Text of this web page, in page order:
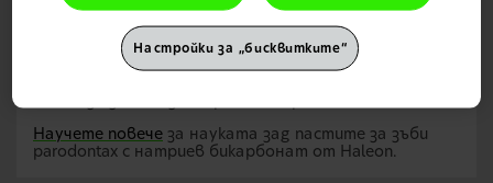
Формулите на пасти за зъби parodontax с флуорид
са разработени, за да си партнират с вашите
ежедневни съвети за орална хигиена и работят за
подобряване на постигнатото премахване на
Научете повече за науката зад пастите за зъби
parodontax с натриев бикарбонат от Haleon.
Настройки за „бисквитките“